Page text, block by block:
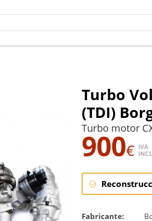
Turbo
(TDI)
Turbo motor
900€ IVA
Fabricante: